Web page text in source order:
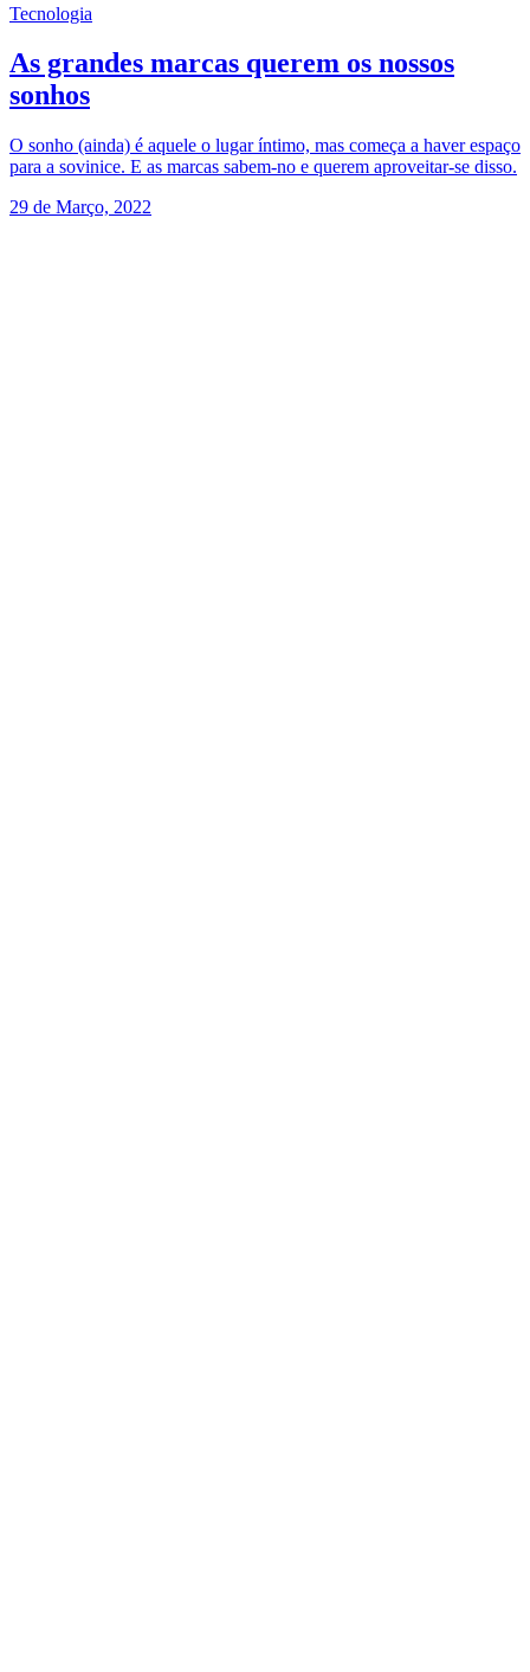
Tecnologia
As grandes marcas querem os nossos
sonhos
O sonho (ainda) é aquele o lugar íntimo, mas começa a haver espaço
para a sovinice. E as marcas sabem-no e querem aproveitar-se disso.
29 de Março, 2022